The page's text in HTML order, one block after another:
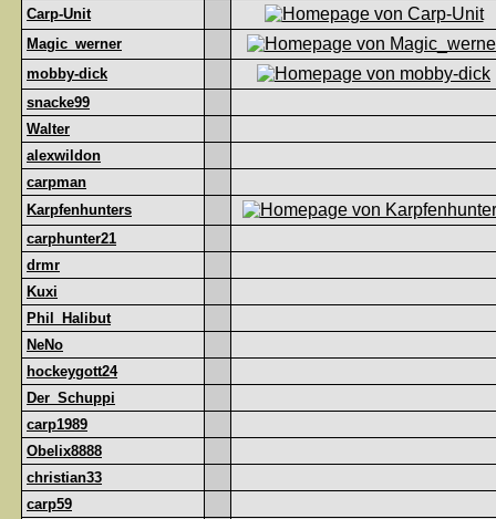
Carp-Unit
Magic_werner
mobby-dick
snacke99
Walter
alexwildon
carpman
Karpfenhunters
carphunter21
drmr
Kuxi
Phil_Halibut
NeNo
hockeygott24
Der_Schuppi
carp1989
Obelix8888
christian33
carp59